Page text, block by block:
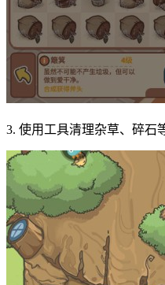
3. 使用工具清理杂草、碎石